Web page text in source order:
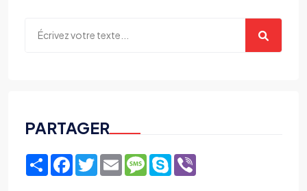
PARTAGER
ShareFacebook
TwitterEmailMessage
Skype